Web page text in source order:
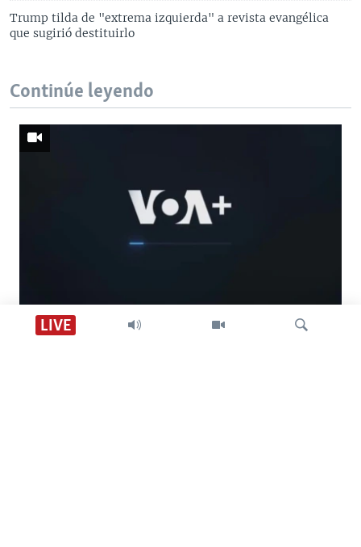
LIVE
Trump tilda de "extrema izquierda" a revista evangélica
que sugirió destituirlo
Continúe leyendo
Descarga VOA +